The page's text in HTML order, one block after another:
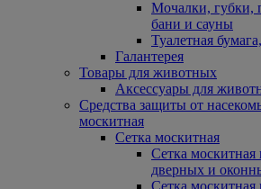
Мочалки, губки,
бани и сауны
Туалетная
Галантерея
Товары для животных
Аксессуары для
Средства защиты от
москитная
Сетка москитная
Сетка москитная
дверных и
Сетка москитная